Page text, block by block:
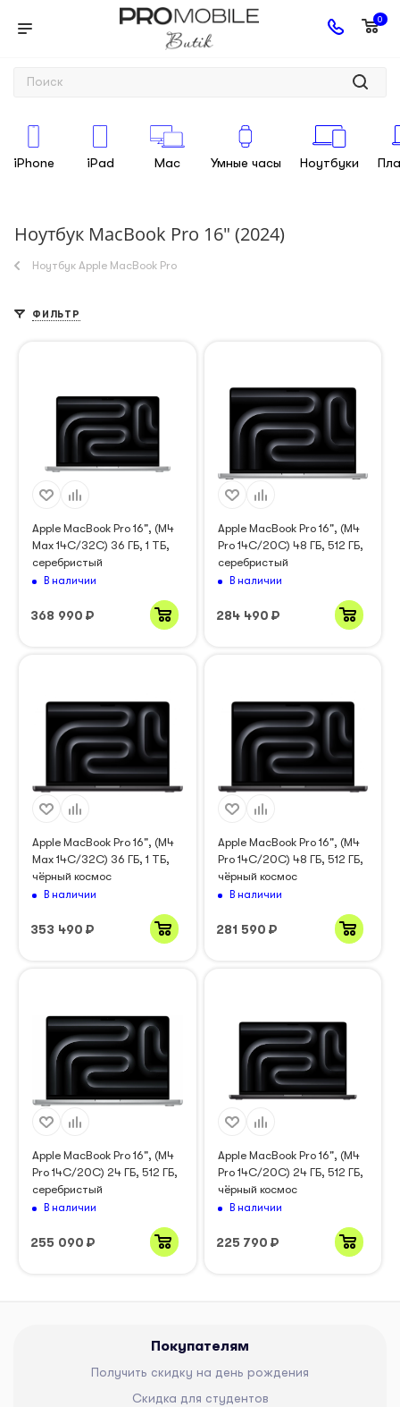
0
iPhone iPad Mac Умные часы Ноутбуки
Ноутбук MacBook Pro 16" (2024)
Ноутбук Apple MacBook Pro
ФИЛЬТР
Apple MacBook Pro 16", (M4
Max 14C/32C) 36 ГБ, 1 ТБ,
серебристый
В наличии
368 990 ₽
Apple MacBook Pro 16", (M4
Pro 14C/20C) 48 ГБ, 512 ГБ,
серебристый
В наличии
284 490 ₽
Apple MacBook Pro 16", (M4
Max 14C/32C) 36 ГБ, 1 ТБ,
чёрный космос
В наличии
353 490 ₽
Apple MacBook Pro 16", (M4
Pro 14C/20C) 48 ГБ, 512 ГБ,
чёрный космос
В наличии
281 590 ₽
Apple MacBook Pro 16", (M4
Pro 14C/20C) 24 ГБ, 512 ГБ,
серебристый
В наличии
255 090 ₽
Apple MacBook Pro 16", (M4
Pro 14C/20C) 24 ГБ, 512 ГБ,
чёрный космос
В наличии
225 790 ₽
Покупателям
Получить скидку на день рождения
Скидка для студентов